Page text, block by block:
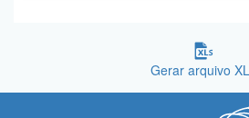
Gerar arquivo